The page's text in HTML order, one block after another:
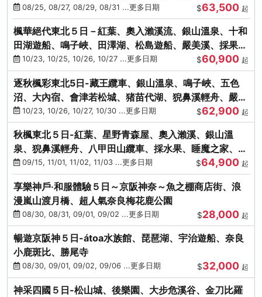
海鮮食べ放題
08/25, 08/27, 08/29, 08/31 ...更多日期 $63,500 起
楓華絕代東北５日－紅葉、奧入瀨溪流、銀山溫泉、十和
田湖遊船、鳴子峽、田澤湖、松島遊船、嚴美溪、採果烤
牡蠣10/23, 10/25, 10/26, 10/27 ...更多日期 $60,900 起
逐秋楓彩東北5日-藏王纜車、銀山溫泉、鳴子峽、五色
沼、大內宿、會津若松城、猪苗代湖、猊鼻溪輕舟、嚴美
溪、松島海灣遊船
10/23, 10/26, 10/27, 10/30 ...更多日期 $62,900 起
秋楓東北５日-紅葉、星野青森屋、奧入瀨溪、銀山溫
泉、猊鼻溪輕舟、八甲田山纜車、採水果、睡魔之家、法
式料理(不進免稅店)
09/15, 11/01, 11/02, 11/03 ...更多日期 $64,900 起
享樂神戶‧和服體驗５日～京阪神奈～魚之棚商店街、浪
漫嵐山渡月橋、超人氣奈良梅花鹿公園
08/30, 08/31, 09/01, 09/02 ...更多日期 $28,000 起
暢遊京阪神５日-átoa水族館、琵琶湖、宇治遊船、奈良
小鹿斑比、勝尾寺
08/30, 09/01, 09/02, 09/06 ...更多日期 $32,000 起
神采四國５日-松山城、後樂園、大步危溪谷、金刀比羅